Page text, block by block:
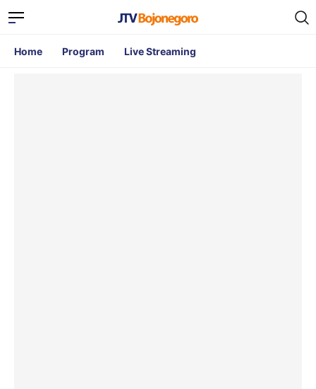
Home Program Live Streaming